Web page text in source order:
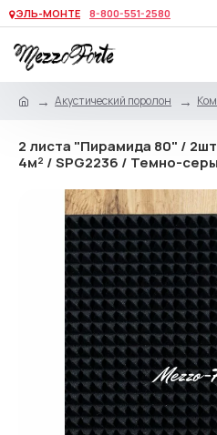
ЭЛЬ-МОНТЕ 8-800-551-2580
Акустический поролон
2 листа "Пирамида 80" /
4м² / SPG2236 / Темно-